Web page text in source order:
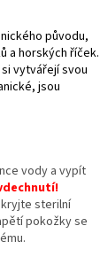
původu,
a horských říček.
vytvářejí svou
jsou
vody a vypít
sterilní
pokožky se